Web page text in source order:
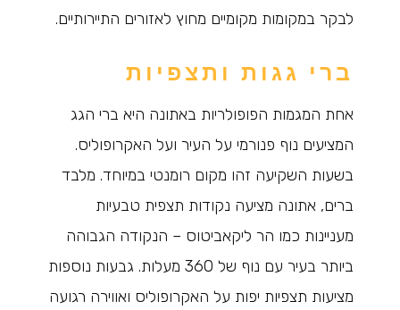
לבקר במקומות מקומיים מחוץ לאזורים התיירותיים.
ברי גגות ותצפיות
אחת המגמות הפופולריות באתונה היא ברי הגג
המציעים נוף פנורמי על העיר ועל האקרופוליס.
בשעות השקיעה זהו מקום רומנטי במיוחד. מלבד
ברים, אתונה מציעה נקודות תצפית טבעיות
מעניינות כמו הר ליקאביטוס – הנקודה הגבוהה
ביותר בעיר עם נוף של 360 מעלות. גבעות נוספות
מציעות תצפיות יפות על האקרופוליס ואווירה רגועה